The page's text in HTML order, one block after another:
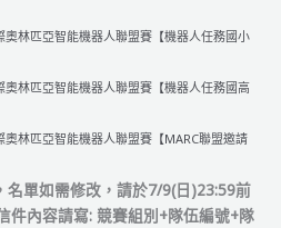
奧林匹亞智能機器人聯盟賽【機器人任務國小
奧林匹亞智能機器人聯盟賽【機器人任務國高
奧林匹亞智能機器人聯盟賽【MARC聯盟邀請
名單如需修改，請於7/9(日)23:59前
件內容請寫: 競賽組別+隊伍編號+隊